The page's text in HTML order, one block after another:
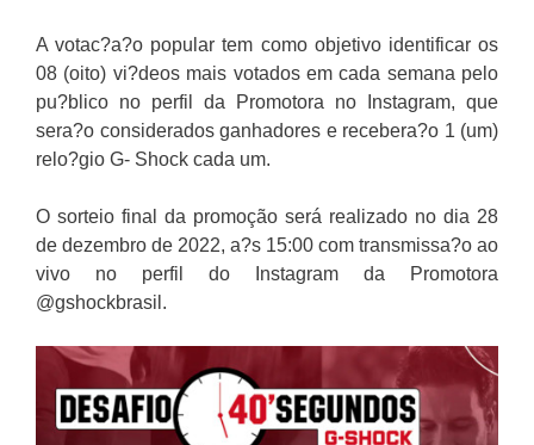
A votac?a?o popular tem como objetivo identificar os
08 (oito) vi?deos mais votados em cada semana pelo
pu?blico no perfil da Promotora no Instagram, que
sera?o considerados ganhadores e recebera?o 1 (um)
relo?gio G- Shock cada um.
O sorteio final da promoção será realizado no dia 28
de dezembro de 2022, a?s 15:00 com transmissa?o ao
vivo no perfil do Instagram da Promotora
@gshockbrasil.